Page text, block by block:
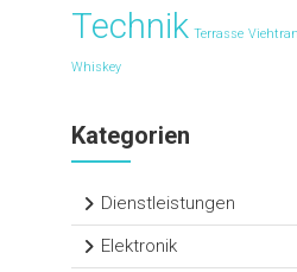
Technik Terrasse
Whiskey
Kategorien
Dienstleistungen
Elektronik